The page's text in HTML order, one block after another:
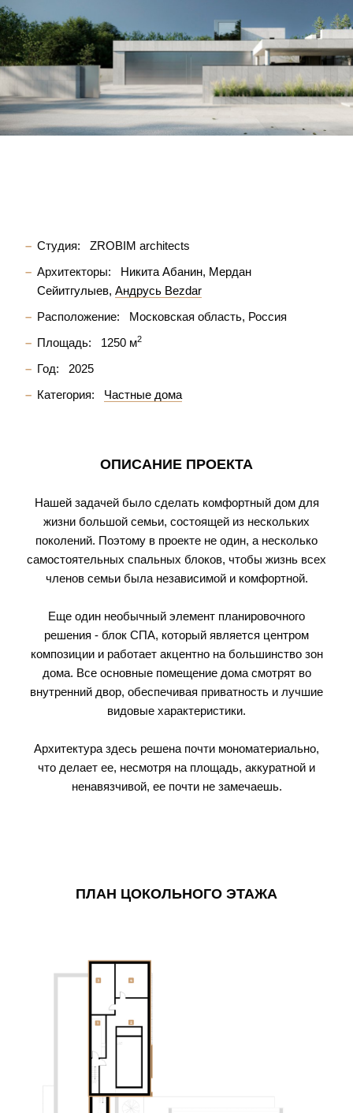
Студия:
ZROBIM architects
Архитекторы:
Никита Абанин Мердан
Сейитгулыев Андрусь Bezdar
Расположение:
Московская область, Россия
Площадь:
1250 м2
Год:
2025
Категория:
Частные дома
ОПИСАНИЕ ПРОЕКТА
Нашей задачей было сделать комфортный дом для
жизни большой семьи, состоящей из нескольких
поколений. Поэтому в проекте не один, а несколько
самостоятельных спальных блоков, чтобы жизнь всех
членов семьи была независимой и комфортной.
Еще один необычный элемент планировочного
решения - блок СПА, который является центром
композиции и работает акцентно на большинство зон
дома. Все основные помещение дома смотрят во
внутренний двор, обеспечивая приватность и лучшие
видовые характеристики.
Архитектура здесь решена почти мономатериально,
что делает ее, несмотря на площадь, аккуратной и
ненавязчивой, ее почти не замечаешь.
ПЛАН ЦОКОЛЬНОГО ЭТАЖА